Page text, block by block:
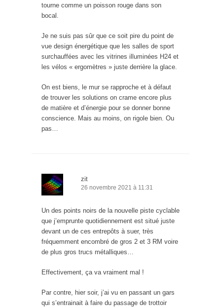
tourne comme un poisson rouge dans son
bocal.
Je ne suis pas sûr que ce soit pire du point de
vue design énergétique que les salles de sport
surchauffées avec les vitrines illuminées H24 et
les vélos « ergomètres » juste derrière la glace.
On est biens, le mur se rapproche et à défaut
de trouver les solutions on crame encore plus
de matière et d’énergie pour se donner bonne
conscience. Mais au moins, on rigole bien. Ou
pas…
zit
26 novembre 2021 à 11:31
Un des points noirs de la nouvelle piste cyclable
que j’emprunte quotidiennement est situé juste
devant un de ces entrepôts à suer, très
fréquemment encombré de gros 2 et 3 RM voire
de plus gros trucs métalliques…
Effectivement, ça va vraiment mal !
Par contre, hier soir, j’ai vu en passant un gars
qui s’entrainait à faire du passage de trottoir